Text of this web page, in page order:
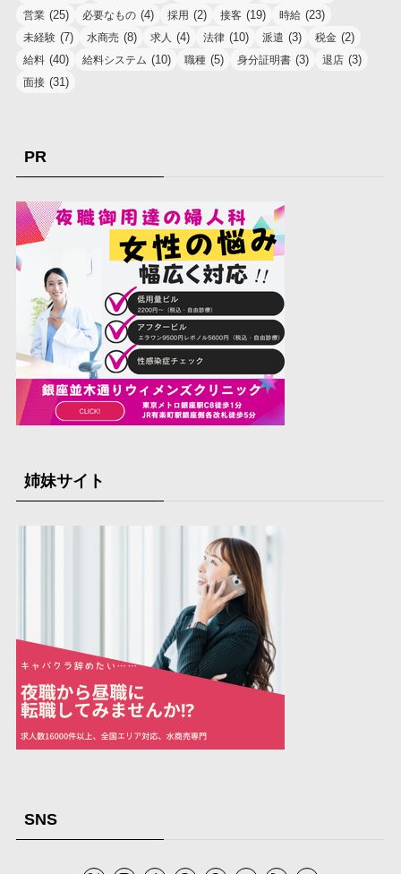
営業 (25) 必要なもの (4) 採用 (2) 接客 (19) 時給 (23)
未経験 (7) 水商売 (8) 求人 (4) 法律 (10) 派遣 (3) 税金 (2)
給料 (40) 給料システム (10) 職種 (5) 身分証明書 (3) 退店 (3)
面接 (31)
PR
姉妹サイト
SNS